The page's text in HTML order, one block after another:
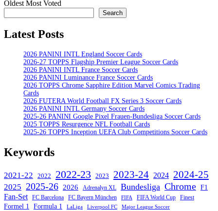
Oldest Most Voted
Search
Latest Posts
2026 PANINI INTL England Soccer Cards
2026-27 TOPPS Flagship Premier League Soccer Cards
2026 PANINI INTL France Soccer Cards
2026 PANINI Luminance France Soccer Cards
2026 TOPPS Chrome Sapphire Edition Marvel Comics Trading
Cards
2026 FUTERA World Football FX Series 3 Soccer Cards
2026 PANINI INTL Germany Soccer Cards
2025-26 PANINI Google Pixel Frauen-Bundesliga Soccer Cards
2025 TOPPS Resurgence NFL Football Cards
2025-26 TOPPS Inception UEFA Club Competitions Soccer Cards
Keywords
2021-22 2022 2022-23 2023 2023-24 2024 2024-25
2025 2025-26 2026 Adrenalyn XL Bundesliga Chrome F1
Fan-Set FC Barcelona FC Bayern München FIFA FIFA World Cup Finest
Formel 1 Formula 1 LaLiga Liverpool FC Major League Soccer